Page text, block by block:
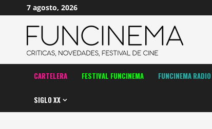
contenido
7 agosto, 2026
CARTELERA FESTIVAL FUNCINEMA FUNCINEMA RADIO
SIGLO XX